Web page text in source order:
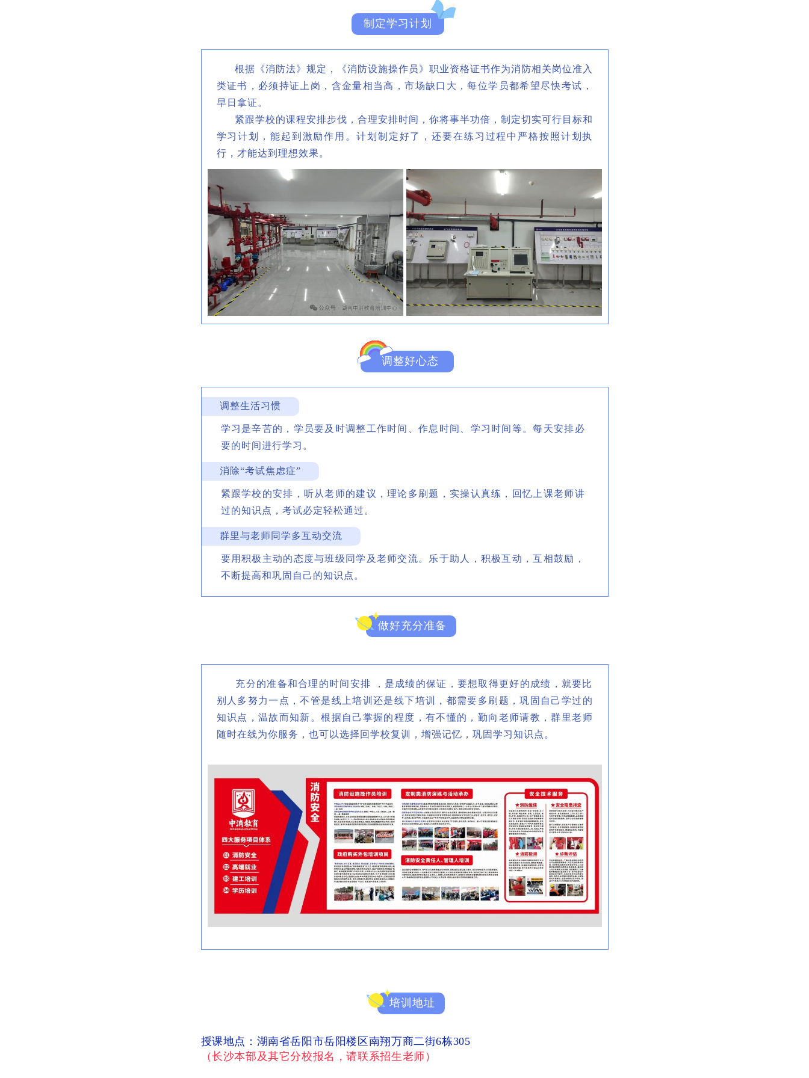
制定学习计划
根据《消防法》规定，《消防设施操作员》职业资格证书作为消防相关岗位准入
类证书，必须持证上岗，含金量相当高，市场缺口大，每位学员都希望尽快考试，
早日拿证。
紧跟学校的课程安排步伐，合理安排时间，你将事半功倍，制定切实可行目标和
学习计划，能起到激励作用。计划制定好了，还要在练习过程中严格按照计划执
行，才能达到理想效果。
调整好心态
调整生活习惯
学习是辛苦的，学员要及时调整工作时间、作息时间、学习时间等。每天安排必
要的时间进行学习。
消除“考试焦虑症”
紧跟学校的安排，听从老师的建议，理论多刷题，实操认真练，回忆上课老师讲
过的知识点，考试必定轻松通过。
群里与老师同学多互动交流
要用积极主动的态度与班级同学及老师交流。乐于助人，积极互动，互相鼓励，
不断提高和巩固自己的知识点。
做好充分准备
充分的准备和合理的时间安排 ，是成绩的保证，要想取得更好的成绩，就要比
别人多努力一点，不管是线上培训还是线下培训，都需要多刷题，巩固自己学过的
知识点，温故而知新。根据自己掌握的程度，有不懂的，勤向老师请教，群里老师
随时在线为你服务，也可以选择回学校复训，增强记忆，巩固学习知识点。
培训地址
授课地点：湖南省岳阳市岳阳楼区南翔万商二街6栋305
（长沙本部及其它分校报名，请联系招生老师）